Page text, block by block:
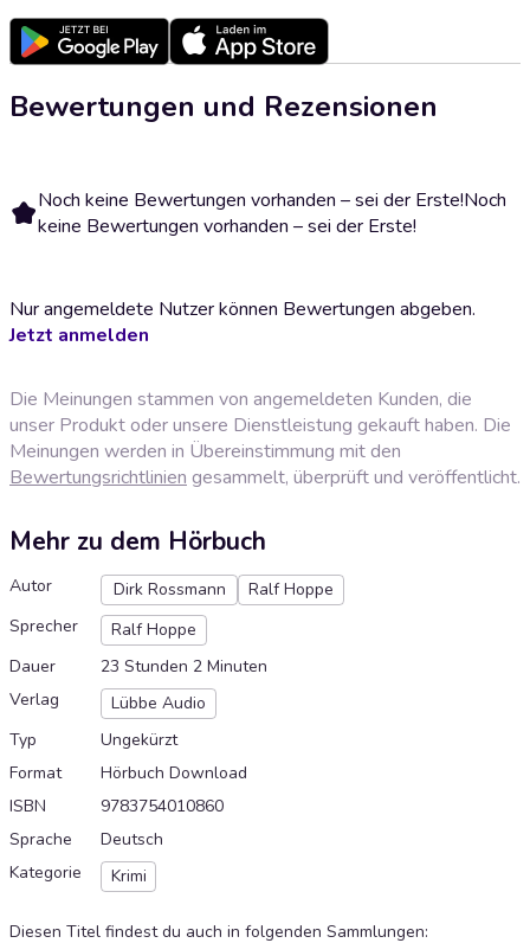
Bewertungen und Rezensionen
Noch keine Bewertungen vorhanden – sei der Erste!Noch
keine Bewertungen vorhanden – sei der Erste!
Nur angemeldete Nutzer können Bewertungen abgeben.
Jetzt anmelden
Die Meinungen stammen von angemeldeten Kunden, die
unser Produkt oder unsere Dienstleistung gekauft haben. Die
Meinungen werden in Übereinstimmung mit den
Bewertungsrichtlinien gesammelt, überprüft und veröffentlicht.
Mehr zu dem Hörbuch
Autor Dirk Rossmann
Ralf Hoppe
Sprecher
Ralf Hoppe
Dauer
23 Stunden 2 Minuten
Verlag
Lübbe Audio
Typ
Ungekürzt
Format
Hörbuch Download
ISBN
9783754010860
Sprache
Deutsch
Kategorie
Krimi
Diesen Titel findest du auch in folgenden Sammlungen: